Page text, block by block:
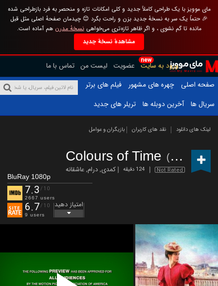
مای موویز با یک طراحی کاملاً جدید و کلی امکانات تازه و منحصر به فرد بازطراحی شده
🎉 حتماً یک سر به نسخهٔ جدید بزن و راحت بگرد 😊 چیدمان صفحهٔ اصلی مثل قبل
مانده تا گم نشوی ، و اگر ظاهر تازه‌تری می‌خواهینسخهٔ مدرن هم آماده است.
مشاهدهٔ نسخهٔ جدید
new
ورود به سایت عضویت لیست من تماس با ما
صفحه اصلی
چهره های مشهور
فیلم های برتر
سریال ها
آخرین دوبله ها تریلر های جدید
لینک های دانلود نقد های کاربران بازیگران و عوامل
Colours of Time (2025)
Not Rated 124 دقیقه کمدی,درام,عاشقانه
BluRay 1080p
7.3 /10
2667 users
6.7/10
9 users
امتیاز دهید